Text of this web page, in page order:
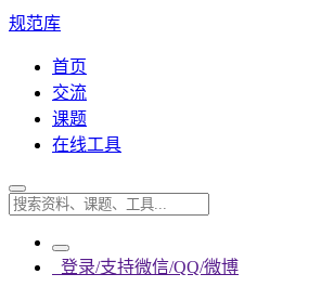
规范库
首页
交流
课题
在线工具
登录/支持微信/QQ/微博